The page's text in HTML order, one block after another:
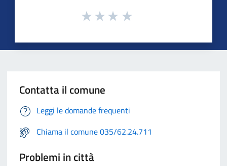
Contatta il comune
Leggi le domande frequenti
Chiama il comune 035/62.24.711
Problemi in città